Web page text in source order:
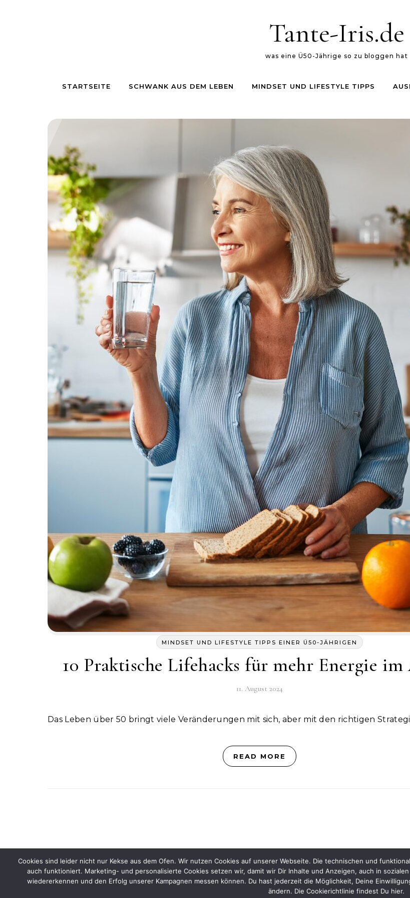
Tante-Iris.de
was eine Ü50-Jährige so zu bloggen hat
STARTSEITE SCHWANK AUS DEM LEBEN MINDSET UND LIFESTYLE TIPPS
MINDSET UND LIFESTYLE TIPPS EINER Ü50-JÄHRIGEN
10 Praktische Lifehacks für mehr Energie
11. August 2024
Das Leben über 50 bringt viele Veränderungen mit sich, aber mit den richtigen
READ MORE
Graceful Theme by Optima Themes
Cookies sind leider nicht nur Kekse aus dem Ofen. Wir nutzen Cookies auf unserer Webseite. Die technischen und
auch funktioniert. Marketing- und personalisierte Cookies setzen wir, damit wir Dir Inhalte und Anzeigen, auch in
wiedererkennen und den Erfolg unserer Kampagnen messen können. Du hast jederzeit die Möglichkeit, Deine
ändern. Die Cookierichtlinie findest Du hier.